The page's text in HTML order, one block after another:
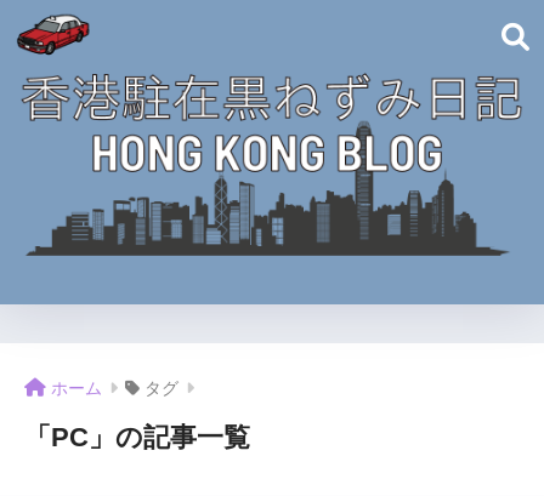
ホーム タグ
「PC」の記事一覧